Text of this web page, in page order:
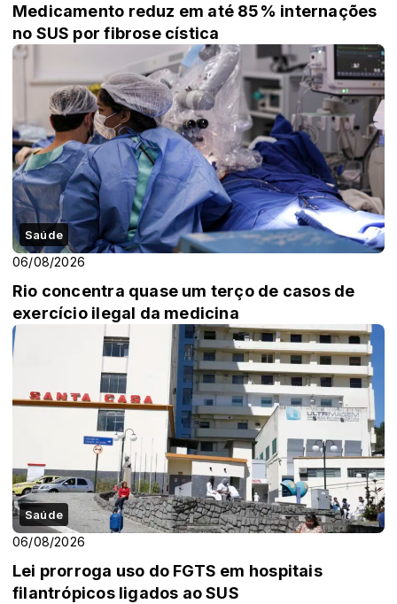
Medicamento reduz em até 85% internações
no SUS por fibrose cística
Saúde
06/08/2026
Rio concentra quase um terço de casos de
exercício ilegal da medicina
Saúde
06/08/2026
Lei prorroga uso do FGTS em hospitais
filantrópicos ligados ao SUS